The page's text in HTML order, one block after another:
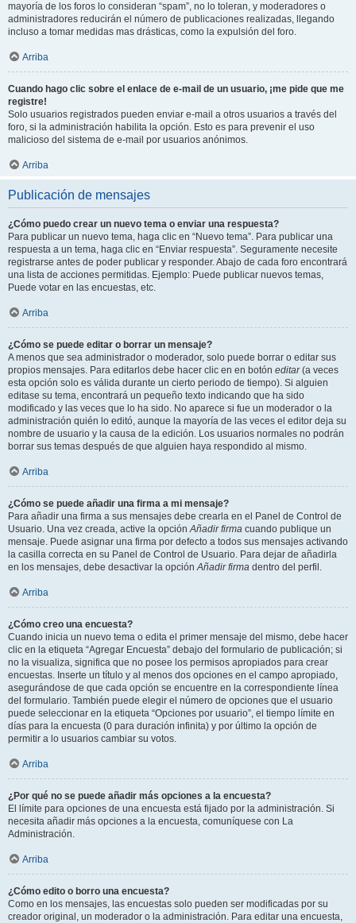
mayoría de los foros lo consideran “spam”, no lo toleran, y moderadores o
administradores reducirán el número de publicaciones realizadas, llegando
incluso a tomar medidas mas drásticas, como la expulsión del foro.
Arriba
Cuando hago clic sobre el enlace de e-mail de un usuario, ¡me pide que me
registre!
Solo usuarios registrados pueden enviar e-mail a otros usuarios a través del
foro, si la administración habilita la opción. Esto es para prevenir el uso
malicioso del sistema de e-mail por usuarios anónimos.
Arriba
Publicación de mensajes
¿Cómo puedo crear un nuevo tema o enviar una respuesta?
Para publicar un nuevo tema, haga clic en “Nuevo tema”. Para publicar una
respuesta a un tema, haga clic en “Enviar respuesta”. Seguramente necesite
registrarse antes de poder publicar y responder. Abajo de cada foro encontrará
una lista de acciones permitidas. Ejemplo: Puede publicar nuevos temas,
Puede votar en las encuestas, etc.
Arriba
¿Cómo se puede editar o borrar un mensaje?
A menos que sea administrador o moderador, solo puede borrar o editar sus
propios mensajes. Para editarlos debe hacer clic en en botón editar(a veces
esta opción solo es válida durante un cierto periodo de tiempo). Si alguien
editase su tema, encontrará un pequeño texto indicando que ha sido
modificado y las veces que lo ha sido. No aparece si fue un moderador o la
administración quién lo editó, aunque la mayoría de las veces el editor deja su
nombre de usuario y la causa de la edición. Los usuarios normales no podrán
borrar sus temas después de que alguien haya respondido al mismo.
Arriba
¿Cómo se puede añadir una firma a mi mensaje?
Para añadir una firma a sus mensajes debe crearla en el Panel de Control de
Usuario. Una vez creada, active la opciónAñadir firma cuando publique un
mensaje. Puede asignar una firma por defecto a todos sus mensajes activando
la casilla correcta en su Panel de Control de Usuario. Para dejar de añadirla
en los mensajes, debe desactivar la opciónAñadir firma dentro del perfil.
Arriba
¿Cómo creo una encuesta?
Cuando inicia un nuevo tema o edita el primer mensaje del mismo, debe hacer
clic en la etiqueta “Agregar Encuesta” debajo del formulario de publicación; si
no la visualiza, significa que no posee los permisos apropiados para crear
encuestas. Inserte un título y al menos dos opciones en el campo apropiado,
asegurándose de que cada opción se encuentre en la correspondiente línea
del formulario. También puede elegir el número de opciones que el usuario
puede seleccionar en la etiqueta “Opciones por usuario”, el tiempo límite en
días para la encuesta (0 para duración infinita) y por último la opción de
permitir a lo usuarios cambiar su votos.
Arriba
¿Por qué no se puede añadir más opciones a la encuesta?
El límite para opciones de una encuesta está fijado por la administración. Si
necesita añadir más opciones a la encuesta, comuníquese con La
Administración.
Arriba
¿Cómo edito o borro una encuesta?
Como en los mensajes, las encuestas solo pueden ser modificadas por su
creador original, un moderador o la administración. Para editar una encuesta,